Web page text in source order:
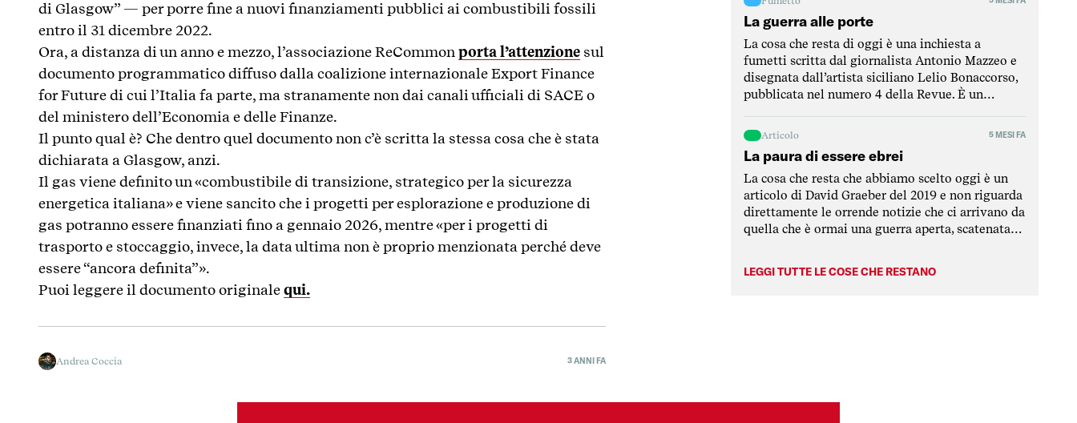
di Glasgow” — per porre fine a nuovi finanziamenti pubblici ai combustibili fossili
entro il 31 dicembre 2022.
Ora, a distanza di un anno e mezzo, l’associazione ReCommon porta l’attenzionesul
documento programmatico diffuso dalla coalizione internazionale Export Finance
for Future di cui l’Italia fa parte, ma stranamente non dai canali ufficiali di SACE o
del ministero dell’Economia e delle Finanze.
Il punto qual è? Che dentro quel documento non c’è scritta la stessa cosa che è stata
dichiarata a Glasgow, anzi.
Il gas viene definito un «combustibile di transizione, strategico per la sicurezza
energetica italiana» e viene sancito che i progetti per esplorazione e produzione di
gas potranno essere finanziati fino a gennaio 2026, mentre «per i progetti di
trasporto e stoccaggio, invece, la data ultima non è proprio menzionata perché deve
essere “ancora definita”».
Puoi leggere il documento originalequi.
Andrea Coccia 3 ANNI FA
di un articolo del Post per puntualizzare
l’elemento fondamentale […]
La guerra alle porte
La cosa che resta di oggi è una inchiesta a
fumetti scritta dal giornalista Antonio Mazzeo e
disegnata dall’artista siciliano Lelio Bonaccorso,
pubblicata nel numero 4 della Revue. È un
delle basi più strategiche del Mediterraneo,
ovvero la base di Sigonella, in Sicilia. L’inchiesta
è stata scritta […]
Articolo 5 MESI FA
La paura di essere ebrei
La cosa che resta che abbiamo scelto oggi è un
articolo di David Graeber del 2019 e non riguarda
direttamente le orrende notizie che ci arrivano da
quella che è ormai una guerra aperta, scatenata
tutti i paesi della regione mediorientale, attaccati
LEGGI TUTTE LE COSE CHE RESTANO